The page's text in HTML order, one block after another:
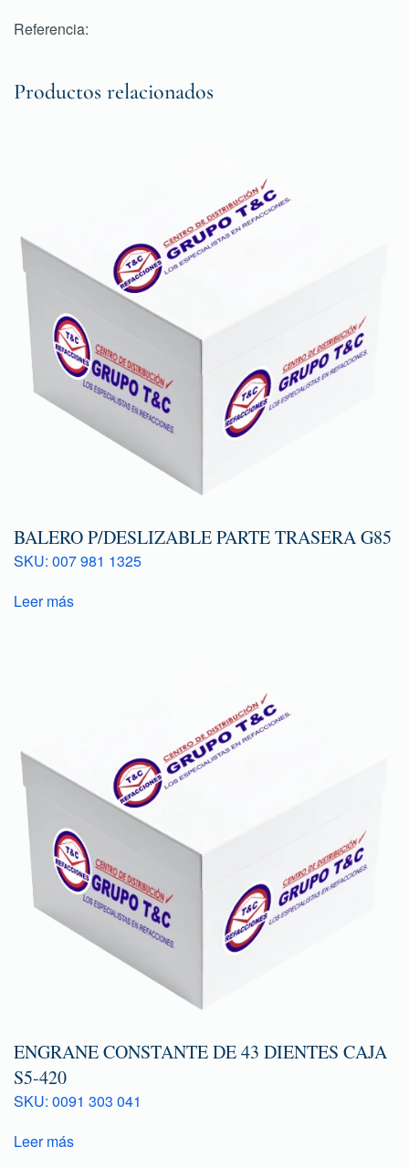
Referencia:
Productos relacionados
BALERO P/DESLIZABLE PARTE TRASERA G85
SKU: 007 981 1325
Leer más
ENGRANE CONSTANTE DE 43 DIENTES CAJA
S5-420
SKU: 0091 303 041
Leer más